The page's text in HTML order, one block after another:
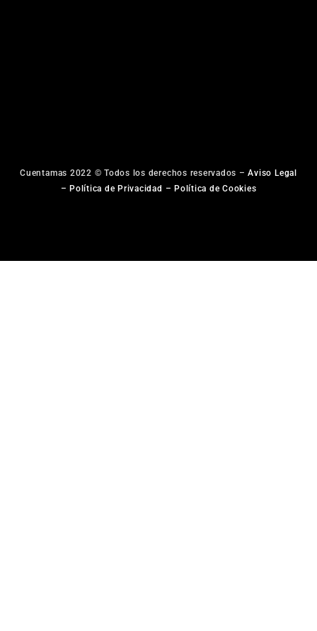
Cuentamas 2022 © Todos los derechos reservados –Aviso Legal
– Política de Privacidad – Política de Cookies